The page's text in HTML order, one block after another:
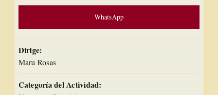
WhatsApp
Dirige:
Maru Rosas
Categoría del Actividad: